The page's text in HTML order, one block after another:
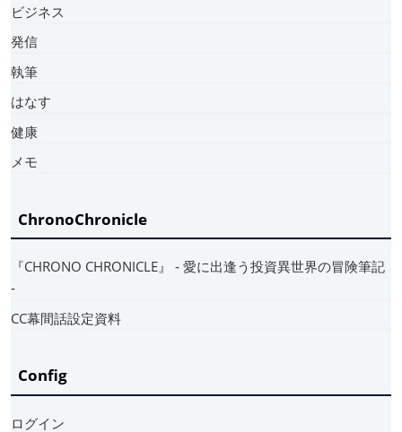
ビジネス
発信
執筆
はなす
健康
メモ
ChronoChronicle
『CHRONO CHRONICLE』 ‐ 愛に出逢う投資異世界の冒険筆記
‐
CC幕間話設定資料
Config
ログイン